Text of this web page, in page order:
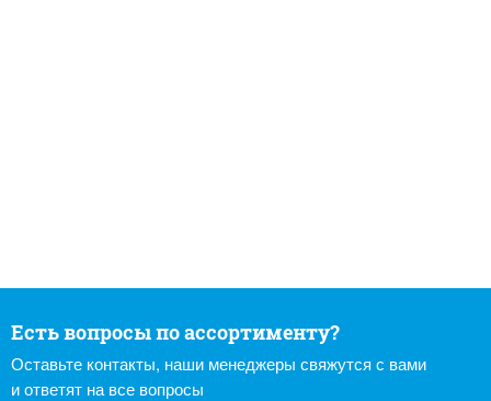
Есть вопросы по ассортименту?
Оставьте контакты, наши менеджеры свяжутся с вами
и ответят на все вопросы